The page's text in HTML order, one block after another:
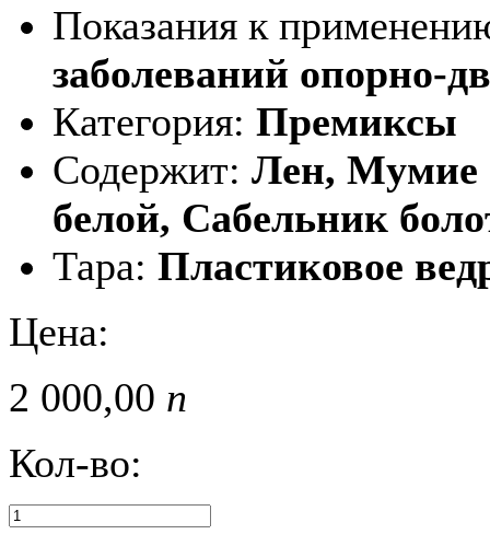
Показания к
заболеваний опорно-
Категория: Премиксы
Содержит: Лен, Мумие
белой, Сабельник
Тара: Пластиковое
Цена:
2 000,00 п
Кол-во: